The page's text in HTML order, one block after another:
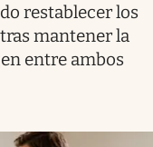
restablecer los
mantener la
entre ambos